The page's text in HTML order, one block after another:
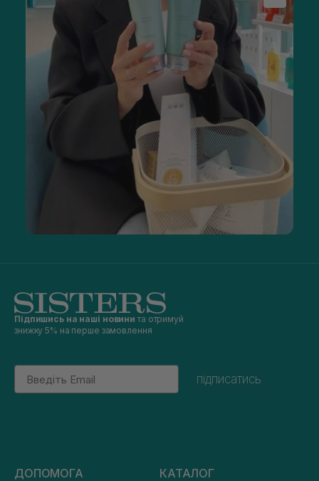
Підпишись на наші новини та отримуй
знижку 5% на перше замовлення
Email
підписатись
ДОПОМОГА КАТАЛОГ